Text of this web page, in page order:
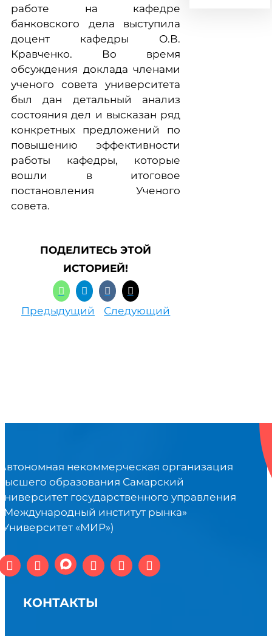
работе на кафедре
банковского дела выступила
доцент кафедры О.В.
Кравченко. Во время
обсуждения доклада членами
ученого совета университета
был дан детальный анализ
состояния дел и высказан ряд
конкретных предложений по
повышению эффективности
работы кафедры, которые
вошли в итоговое
постановления Ученого
совета.
ПОДЕЛИТЕСЬ ЭТОЙ
ИСТОРИЕЙ!
Предыдущий Следующий
некоммерческая организация
образования Самарский
государственного управления
институт рынка»
«МИР»)
КОНТАКТЫ